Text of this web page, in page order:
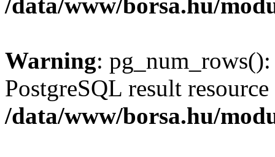
Warning:
PostgreSQL result
/data/www/borsa.hu/